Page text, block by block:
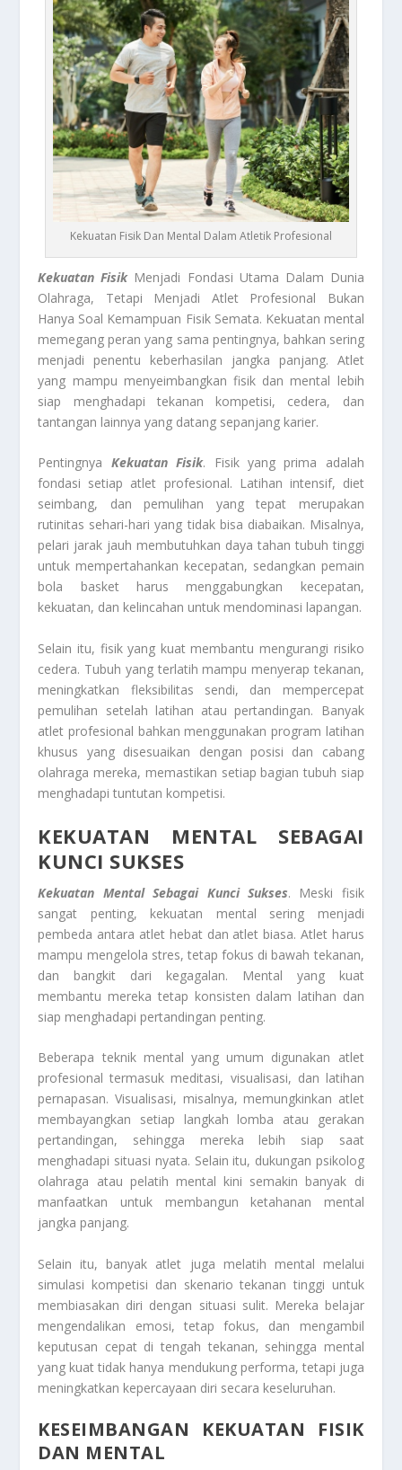
Kekuatan Fisik Dan Mental Dalam Atletik Profesional
Kekuatan FisikMenjadi Fondasi Utama Dalam Dunia
Olahraga, Tetapi Menjadi Atlet Profesional Bukan
Hanya Soal Kemampuan Fisik Semata. Kekuatan mental
memegang peran yang sama pentingnya, bahkan sering
menjadi penentu keberhasilan jangka panjang. Atlet
yang mampu menyeimbangkan fisik dan mental lebih
siap menghadapi tekanan kompetisi, cedera, dan
tantangan lainnya yang datang sepanjang karier.
Pentingnya Kekuatan Fisik. Fisik yang prima adalah
fondasi setiap atlet profesional. Latihan intensif, diet
seimbang, dan pemulihan yang tepat merupakan
rutinitas sehari-hari yang tidak bisa diabaikan. Misalnya,
pelari jarak jauh membutuhkan daya tahan tubuh tinggi
untuk mempertahankan kecepatan, sedangkan pemain
bola basket harus menggabungkan kecepatan,
kekuatan, dan kelincahan untuk mendominasi lapangan.
Selain itu, fisik yang kuat membantu mengurangi risiko
cedera. Tubuh yang terlatih mampu menyerap tekanan,
meningkatkan fleksibilitas sendi, dan mempercepat
pemulihan setelah latihan atau pertandingan. Banyak
atlet profesional bahkan menggunakan program latihan
khusus yang disesuaikan dengan posisi dan cabang
olahraga mereka, memastikan setiap bagian tubuh siap
menghadapi tuntutan kompetisi.
KEKUATAN MENTAL SEBAGAI
KUNCI SUKSES
Kekuatan Mental Sebagai Kunci Sukses. Meski fisik
sangat penting, kekuatan mental sering menjadi
pembeda antara atlet hebat dan atlet biasa. Atlet harus
mampu mengelola stres, tetap fokus di bawah tekanan,
dan bangkit dari kegagalan. Mental yang kuat
membantu mereka tetap konsisten dalam latihan dan
siap menghadapi pertandingan penting.
Beberapa teknik mental yang umum digunakan atlet
profesional termasuk meditasi, visualisasi, dan latihan
pernapasan. Visualisasi, misalnya, memungkinkan atlet
membayangkan setiap langkah lomba atau gerakan
pertandingan, sehingga mereka lebih siap saat
menghadapi situasi nyata. Selain itu, dukungan psikolog
olahraga atau pelatih mental kini semakin banyak di
manfaatkan untuk membangun ketahanan mental
jangka panjang.
Selain itu, banyak atlet juga melatih mental melalui
simulasi kompetisi dan skenario tekanan tinggi untuk
membiasakan diri dengan situasi sulit. Mereka belajar
mengendalikan emosi, tetap fokus, dan mengambil
keputusan cepat di tengah tekanan, sehingga mental
yang kuat tidak hanya mendukung performa, tetapi juga
meningkatkan kepercayaan diri secara keseluruhan.
KESEIMBANGAN KEKUATAN FISIK
DAN MENTAL